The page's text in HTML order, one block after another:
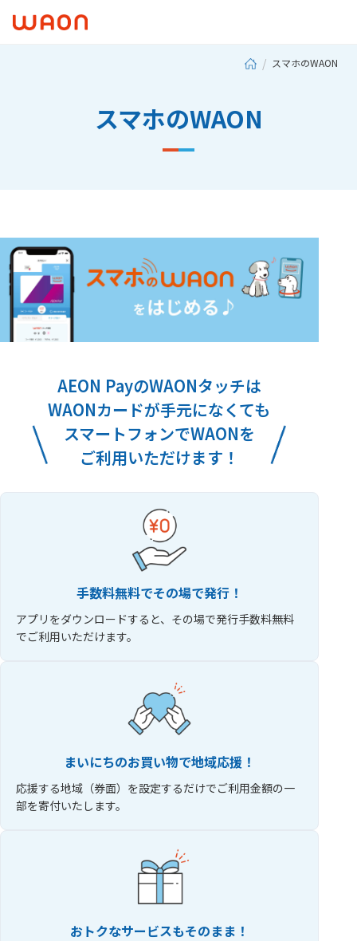
スマホのWAON
スマホのWAON
AEON PayのWAONタッチは
WAONカードが手元になくても
スマートフォンでWAONを
ご利用いただけます！
手数料無料でその場で発行！
アプリをダウンロードすると、その場で発行手数料無料
でご利用いただけます。
まいにちのお買い物で地域応援！
応援する地域（券面）を設定するだけでご利用金額の一
部を寄付いたします。
おトクなサービスもそのまま！